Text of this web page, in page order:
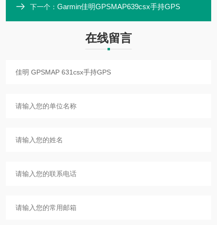
下一个： Garmin佳明GPSMAP639csx手持GPS
在线留言